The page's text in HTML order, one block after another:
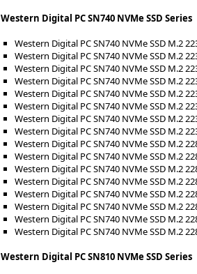
Western Digital PC SN740 NVMe SSD Series
Western Digital PC SN740 NVMe SSD M.2
Western Digital PC SN740 NVMe SSD M.2
Western Digital PC SN740 NVMe SSD M.2
Western Digital PC SN740 NVMe SSD M.2
Western Digital PC SN740 NVMe SSD M.2
Western Digital PC SN740 NVMe SSD M.2
Western Digital PC SN740 NVMe SSD M.2
Western Digital PC SN740 NVMe SSD M.2
Western Digital PC SN740 NVMe SSD M.2
Western Digital PC SN740 NVMe SSD M.2
Western Digital PC SN740 NVMe SSD M.2
Western Digital PC SN740 NVMe SSD M.2
Western Digital PC SN740 NVMe SSD M.2
Western Digital PC SN740 NVMe SSD M.2
Western Digital PC SN740 NVMe SSD M.2
Western Digital PC SN740 NVMe SSD M.2
Western Digital PC SN810 NVMe SSD Series